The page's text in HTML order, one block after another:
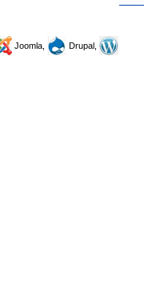
Joomla,
Drupal,